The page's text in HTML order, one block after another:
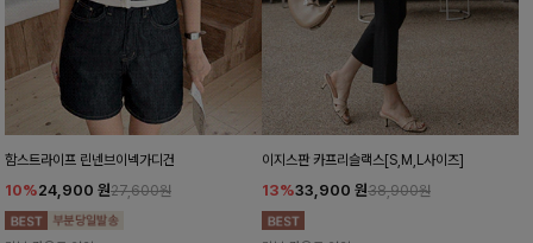
함스트라이프 린넨브이넥가디건
10%24,900 원27,600원
이지스판 카프리슬랙스[S,M,L사이즈]
13%33,900 원38,900원